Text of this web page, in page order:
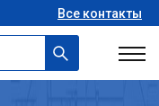
Все контакты